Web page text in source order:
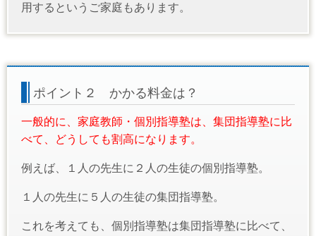
用するというご家庭もあります。
ポイント２ かかる料金は？
一般的に、家庭教師・個別指導塾は、集団指導塾に比
べて、どうしても割高になります。
例えば、１人の先生に２人の生徒の個別指導塾。
１人の先生に５人の生徒の集団指導塾。
これを考えても、個別指導塾は集団指導塾に比べて、